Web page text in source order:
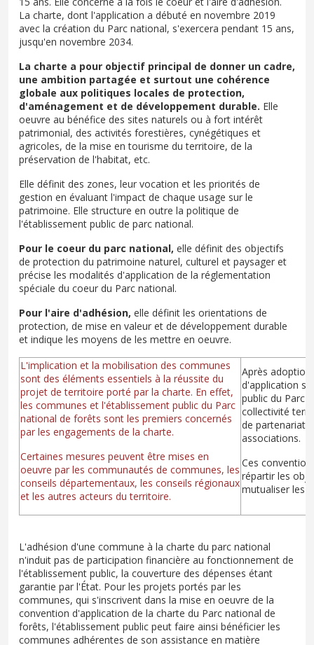
La charte, dont l'application a débuté en novembre 2019
avec la création du Parc national, s'exercera pendant 15 ans,
jusqu'en novembre 2034.
La charte a pour objectif principal de donner un cadre,
une ambition partagée et surtout une cohérence
globale aux politiques locales de protection,
d'aménagement et de développement durable. Elle
oeuvre au bénéfice des sites naturels ou à fort intérêt
patrimonial, des activités forestières, cynégétiques et
agricoles, de la mise en tourisme du territoire, de la
préservation de l'habitat, etc.
Elle définit des zones, leur vocation et les priorités de
gestion en évaluant l'impact de chaque usage sur le
patrimoine. Elle structure en outre la politique de
l'établissement public de parc national.
Pour le coeur du parc national, elle définit des objectifs
de protection du patrimoine naturel, culturel et paysager et
précise les modalités d'application de la réglementation
spéciale du coeur du Parc national.
Pour l'aire d'adhésion, elle définit les orientations de
protection, de mise en valeur et de développement durable
et indique les moyens de les mettre en oeuvre.
L'implication et la mobilisation des communes
sont des éléments essentiels à la réussite du
projet de territoire porté par la charte. En effet,
les communes et l'établissement public du Parc
national de forêts sont les premiers concernés
par les engagements de la charte.
Certaines mesures peuvent être mises en
oeuvre par les communautés de communes, les
conseils départementaux, les conseils régionaux
et les autres acteurs du territoire.
Après
d'application
public du Parc
collectivité
de partenariat"
associations.
Ces
répartir les
mutualiser les
L'adhésion d'une commune à la charte du parc national
n'induit pas de participation financière au fonctionnement de
l'établissement public, la couverture des dépenses étant
garantie par l'État. Pour les projets portés par les
communes, qui s'inscrivent dans la mise en oeuvre de la
convention d'application de la charte du Parc national de
forêts, l'établissement public peut faire ainsi bénéficier les
communes adhérentes de son assistance en matière